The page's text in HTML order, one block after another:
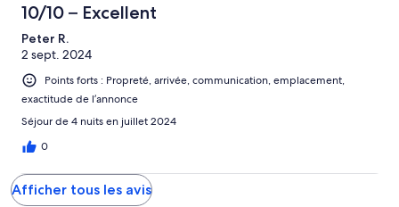
10/10 – Excellent
Peter R.
2 sept. 2024
Points forts : Propreté, arrivée, communication, emplacement,
exactitude de l’annonce
Séjour de 4 nuits en juillet 2024
0
Afficher tous les avis